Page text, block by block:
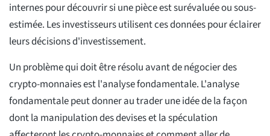
internes pour découvrir si une pièce est surévaluée ou sous-
estimée. Les investisseurs utilisent ces données pour éclairer
leurs décisions d'investissement.
Un problème qui doit être résolu avant de négocier des
crypto-monnaies est l'analyse fondamentale. L'analyse
fondamentale peut donner au trader une idée de la façon
dont la manipulation des devises et la spéculation